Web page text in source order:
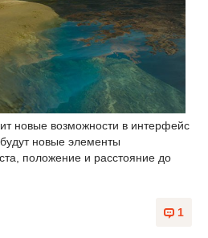
новые возможности в интерфейс
новые элементы
положение и расстояние до
1